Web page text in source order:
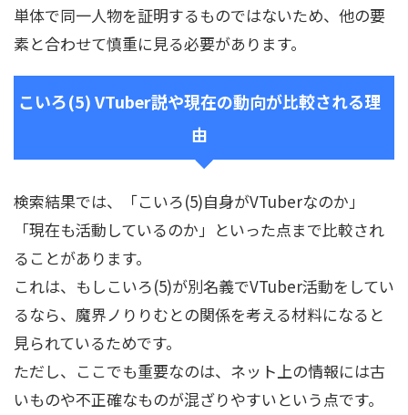
単体で同一人物を証明するものではないため、他の要
素と合わせて慎重に見る必要があります。
こいろ(5) VTuber説や現在の動向が比較される理
由
検索結果では、「こいろ(5)自身がVTuberなのか」
「現在も活動しているのか」といった点まで比較され
ることがあります。
これは、もしこいろ(5)が別名義でVTuber活動をしてい
るなら、魔界ノりりむとの関係を考える材料になると
見られているためです。
ただし、ここでも重要なのは、ネット上の情報には古
いものや不正確なものが混ざりやすいという点です。